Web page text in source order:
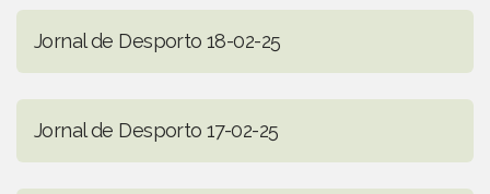
Jornal de Desporto 18-02-25
Jornal de Desporto 17-02-25